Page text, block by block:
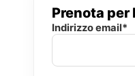
Prenota per
Indirizzo email*